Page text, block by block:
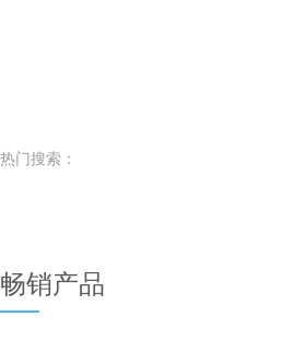
热门搜索：
畅销产品